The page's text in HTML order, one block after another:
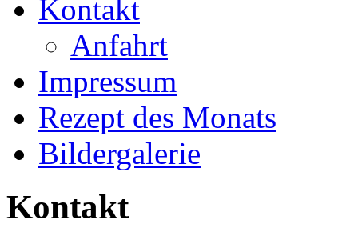
Kontakt
Anfahrt
Impressum
Rezept des Monats
Bildergalerie
Kontakt